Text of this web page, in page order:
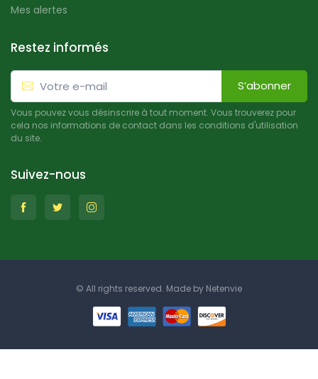
Mes alertes
Restez informés
S’abonner
Vous pouvez vous désinscrire à tout moment. Vous trouverez pour
cela nos informations de contact dans les conditions d'utilisation
du site.
Suivez-nous
© All rights reserved. Made by Netenvie